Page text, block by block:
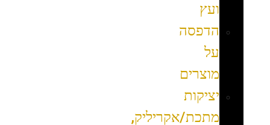
ועץ
הדפסה
על
מוצרים
יציקות
מתכת/אקריליק,